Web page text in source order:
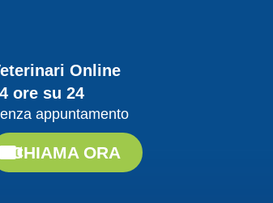
e gatti, impariamo a
gli organismi più dannosi
Online
ore su 24
appuntamento
CHIAMA ORA